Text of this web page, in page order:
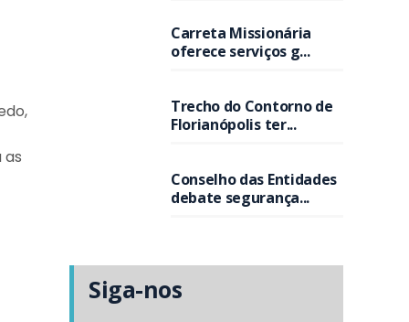
as
Carreta Missionária
oferece serviços g...
Trecho do Contorno de
Florianópolis ter...
Conselho das Entidades
debate segurança...
Siga-nos